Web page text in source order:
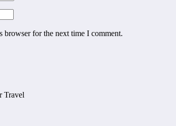
browser for the next time I comment.